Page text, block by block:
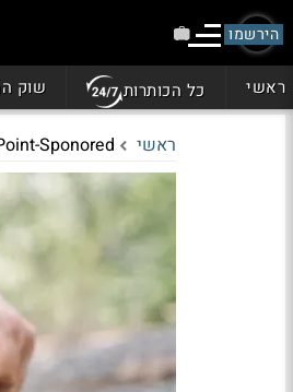
הירשמו
ראשי כל הכותרות שוק
ראשי Sponored